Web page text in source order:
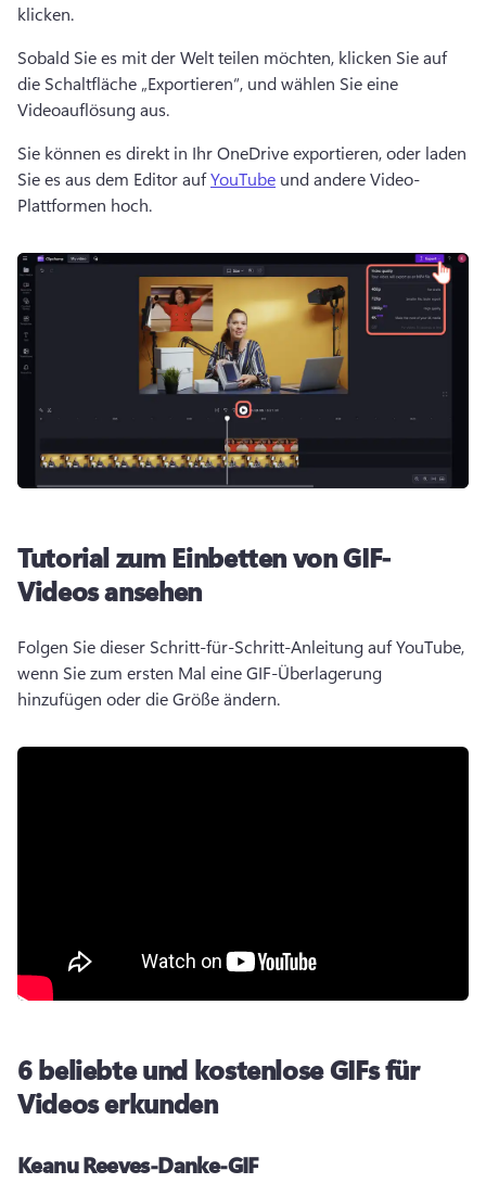
klicken.
Sobald Sie es mit der Welt teilen möchten, klicken Sie auf
die Schaltfläche „Exportieren“, und wählen Sie eine
Videoauflösung aus.
Sie können es direkt in Ihr OneDrive exportieren, oder laden
Sie es aus dem Editor auf YouTube und andere Video-
Plattformen hoch.
Tutorial zum Einbetten von GIF-
Videos ansehen
Folgen Sie dieser Schritt-für-Schritt-Anleitung auf YouTube,
wenn Sie zum ersten Mal eine GIF-Überlagerung
hinzufügen oder die Größe ändern.
6 beliebte und kostenlose GIFs für
Videos erkunden
Keanu Reeves-Danke-GIF